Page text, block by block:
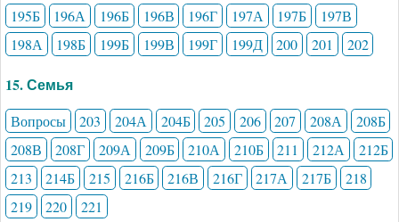
195Б
196А 196Б 196В 196Г 197А 197Б
197В
198А
198Б 199Б 199В 199Г 199Д 200 201 202
15. Семья
Вопросы 203 204А 204Б 205 206 207 208А
208Б
208В
208Г 209А 209Б 210А 210Б 211 212А
212Б
213
214Б 215 216Б 216В 216Г 217А 217Б
218
219
220 221